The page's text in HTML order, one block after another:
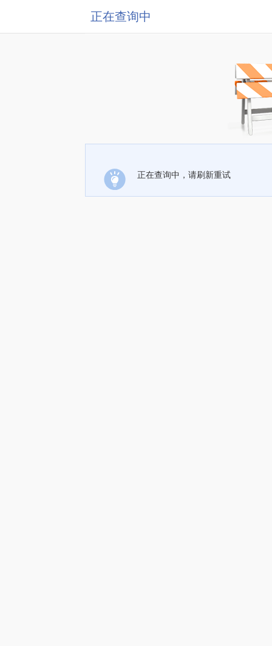
正在查询中
正在查询中，请刷新重试